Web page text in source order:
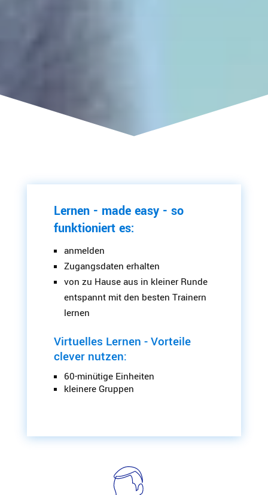
Lernen - made easy - so
funktioniert es:
anmelden
Zugangsdaten erhalten
von zu Hause aus in kleiner Runde
entspannt mit den besten Trainern
lernen
Virtuelles Lernen - Vorteile
clever nutzen:
60-minütige Einheiten
kleinere Gruppen